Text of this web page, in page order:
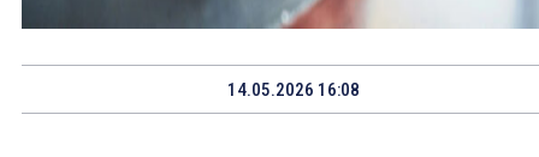
14.05.2026 16:08